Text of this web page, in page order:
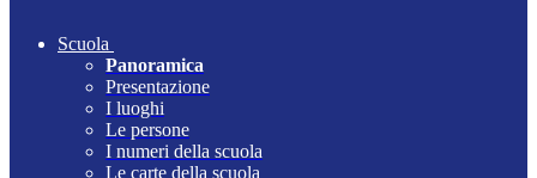
Scuola
Panoramica
Presentazione
I luoghi
Le persone
I numeri della scuola
Le carte della scuola